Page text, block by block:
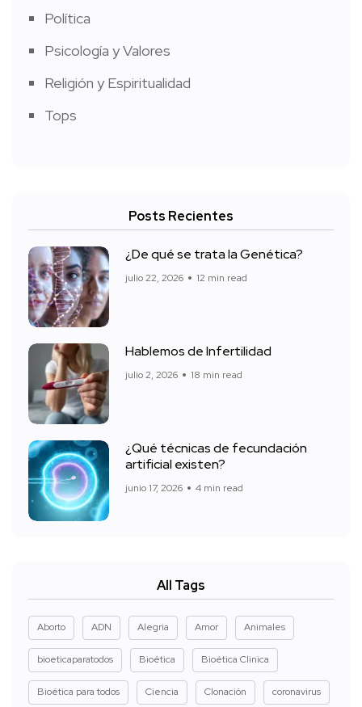
Política
Psicología y Valores
Religión y Espiritualidad
Tops
Posts Recientes
¿De qué se trata la Genética?
julio 22, 2026 12 min read
Hablemos de Infertilidad
julio 2, 2026 18 min read
¿Qué técnicas de fecundación
artificial existen?
junio 17, 2026 4 min read
All Tags
Aborto ADN Alegria Amor Animales
bioeticaparatodos Bioética Bioética Clinica
Bioética para todos Ciencia Clonación coronavirus